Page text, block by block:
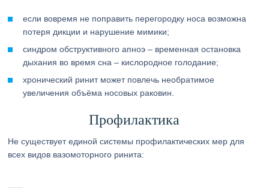
если вовремя не поправить перегородку носа возможна
потеря дикции и нарушение мимики;
синдром обструктивного апноэ – временная остановка
дыхания во время сна – кислородное голодание;
хронический ринит может повлечь необратимое
увеличения объёма носовых раковин.
Профилактика
Не существует единой системы профилактических мер для
всех видов вазомоторного ринита: